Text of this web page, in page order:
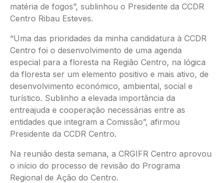
matéria de fogos”, sublinhou o Presidente da CCDR
Centro Ribau Esteves.
“Uma das prioridades da minha candidatura à CCDR
Centro foi o desenvolvimento de uma agenda
especial para a floresta na Região Centro, na lógica
da floresta ser um elemento positivo e mais ativo, de
desenvolvimento económico, ambiental, social e
turístico. Sublinho a elevada importância da
entreajuda e cooperação necessárias entre as
entidades que integram a Comissão”, afirmou
Presidente da CCDR Centro.
Na reunião desta semana, a CRGIFR Centro aprovou
o início do processo de revisão do Programa
Regional de Ação do Centro.